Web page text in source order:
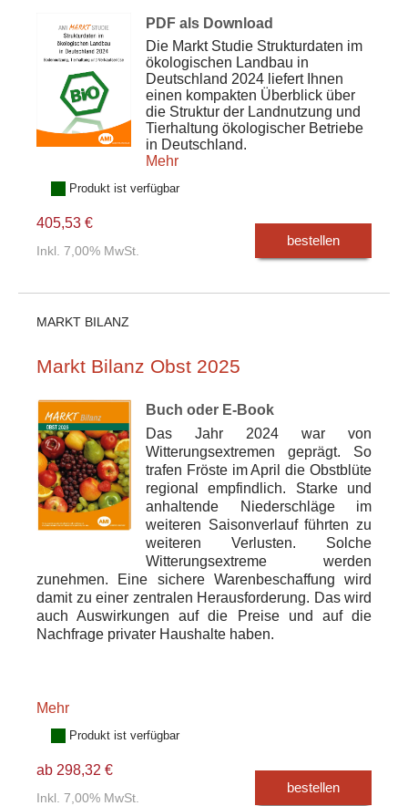
PDF als Download
Die Markt Studie Strukturdaten im
ökologischen Landbau in
Deutschland 2024 liefert Ihnen
einen kompakten Überblick über
die Struktur der Landnutzung und
Tierhaltung ökologischer Betriebe
in Deutschland.
Mehr
Produkt ist verfügbar
405,53 €
Inkl. 7,00% MwSt.
bestellen
MARKT BILANZ
Markt Bilanz Obst 2025
Buch oder E-Book
Das Jahr 2024 war von
Witterungsextremen geprägt. So
trafen Fröste im April die Obstblüte
regional empfindlich. Starke und
anhaltende Niederschläge im
weiteren Saisonverlauf führten zu
weiteren Verlusten. Solche
Witterungsextreme werden
zunehmen. Eine sichere Warenbeschaffung wird
damit zu einer zentralen Herausforderung. Das wird
auch Auswirkungen auf die Preise und auf die
Nachfrage privater Haushalte haben.
Mehr
Produkt ist verfügbar
ab 298,32 €
Inkl. 7,00% MwSt.
bestellen